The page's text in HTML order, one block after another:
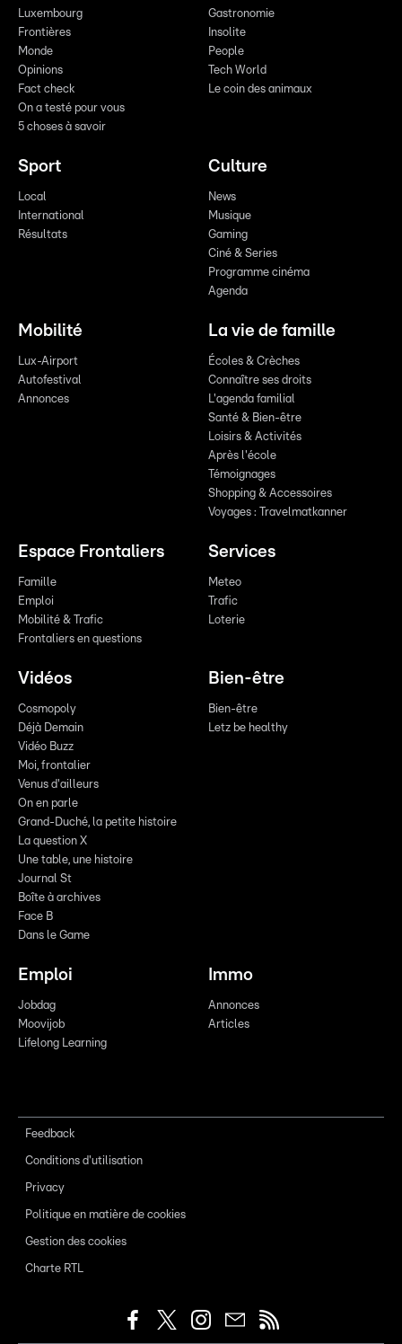
Luxembourg
Frontières
Monde
Opinions
Fact check
On a testé pour vous
5 choses à savoir
Gastronomie
Insolite
People
Tech World
Le coin des animaux
Sport
Local
International
Résultats
Culture
News
Musique
Gaming
Ciné & Series
Programme cinéma
Agenda
Mobilité
Lux-Airport
Autofestival
Annonces
La vie de famille
Écoles & Crèches
Connaître ses droits
L'agenda familial
Santé & Bien-être
Loisirs & Activités
Après l'école
Témoignages
Shopping & Accessoires
Voyages : Travelmatkanner
Espace Frontaliers
Famille
Emploi
Mobilité & Trafic
Frontaliers en questions
Services
Meteo
Trafic
Loterie
Vidéos
Cosmopoly
Déjà Demain
Vidéo Buzz
Moi, frontalier
Venus d'ailleurs
On en parle
Grand-Duché, la petite histoire
La question X
Une table, une histoire
Journal St
Boîte à archives
Face B
Dans le Game
Bien-être
Bien-être
Letz be healthy
Emploi
Jobdag
Moovijob
Lifelong Learning
Immo
Annonces
Articles
Feedback
Conditions d'utilisation
Privacy
Politique en matière de cookies
Gestion des cookies
Charte RTL